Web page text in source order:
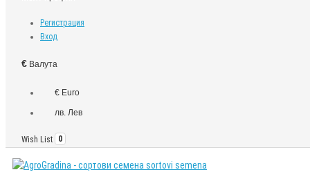
Регистрация
Вход
€ Валута
€ Euro
лв. Лев
Wish List 0